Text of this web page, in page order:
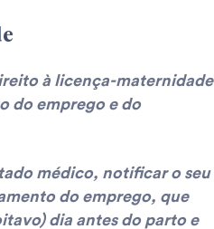
à licença-maternidade
do emprego e do
médico, notificar o seu
do emprego, que
dia antes do parto e